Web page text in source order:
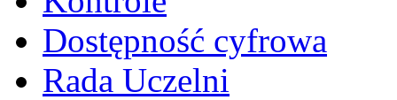
Dostępność cyfrowa
Rada Uczelni